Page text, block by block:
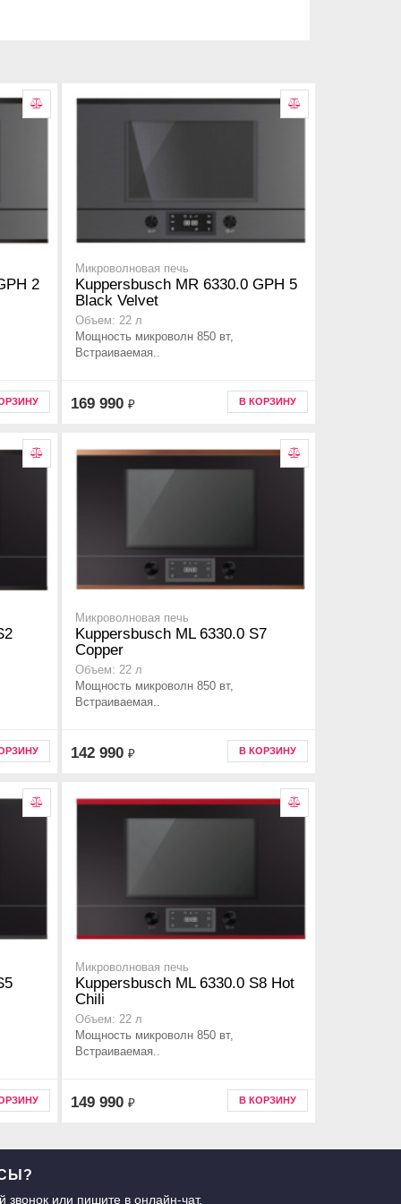
2
Микроволновая печь
Kuppersbusch MR 6330.0 GPH 5
Black Velvet
Объем: 22 л
Мощность микроволн 850 вт,
Встраиваемая..
169 990 ₽ В КОРЗИНУ
Микроволновая печь
Kuppersbusch ML 6330.0 S7
Copper
Объем: 22 л
Мощность микроволн 850 вт,
Встраиваемая..
142 990 ₽ В КОРЗИНУ
Микроволновая печь
Kuppersbusch ML 6330.0 S8 Hot
Chili
Объем: 22 л
Мощность микроволн 850 вт,
Встраиваемая..
149 990 ₽ В КОРЗИНУ
звонокили пишите в онлайн-чат.